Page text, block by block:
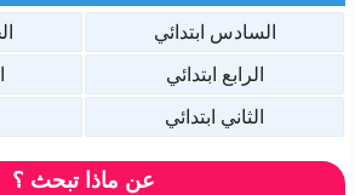
السادس ابتدائي
الرابع ابتدائي
الثاني ابتدائي
عن ماذا تبحث ؟